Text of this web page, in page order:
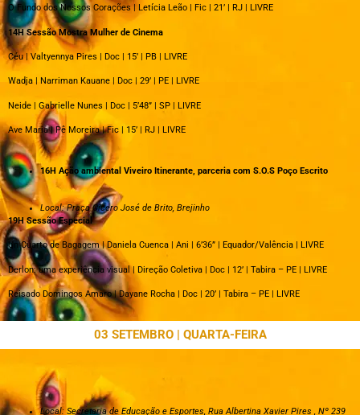
O Fundo dos Nossos Corações | Letícia Leão | Fic | 21’ | RJ | LIVRE
14H Sessão Mostra Mulher de Cinema
Céu | Valtyennya Pires | Doc | 15’ | PB | LIVRE
Wadja | Narriman Kauane | Doc | 29’ | PE | LIVRE
Neide | Gabrielle Nunes | Doc | 5’48” | SP | LIVRE
Ave Maria | Pê Moreira | Fic | 15’ | RJ | LIVRE
16H Ação ambiental Viveiro Itinerante, parceria com S.O.S Poço Escrito
Local: Praça Cícero José de Brito, Brejinho
19H Sessão Especial
Un Cuarto de Bagagem | Daniela Cuenca | Ani | 6’36” | Equador/Valência | LIVRE
Derlon: uma experiência visual | Direção Coletiva | Doc | 12’ | Tabira – PE | LIVRE
Reisado Domingos Amaro | Dayane Rocha | Doc | 20’ | Tabira – PE | LIVRE
03 SETEMBRO | QUARTA-FEIRA
Local: Secretaria de Educação e Esportes, Rua Albertina Xavier Pires , Nº 239